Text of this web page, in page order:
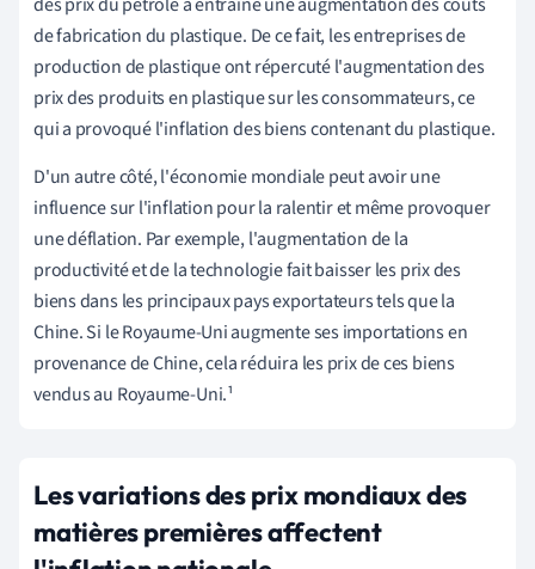
de fabrication du plastique. De ce fait, les entreprises de
production de plastique ont répercuté l'augmentation des
prix des produits en plastique sur les consommateurs, ce
qui a provoqué l'inflation des biens contenant du plastique.
D'un autre côté, l'économie mondiale peut avoir une
influence sur l'inflation pour la ralentir et même provoquer
une déflation. Par exemple, l'augmentation de la
productivité et de la technologie fait baisser les prix des
biens dans les principaux pays exportateurs tels que la
Chine. Si le Royaume-Uni augmente ses importations en
provenance de Chine, cela réduira les prix de ces biens
vendus au Royaume-Uni.¹
Les variations des prix mondiaux des
matières premières affectent